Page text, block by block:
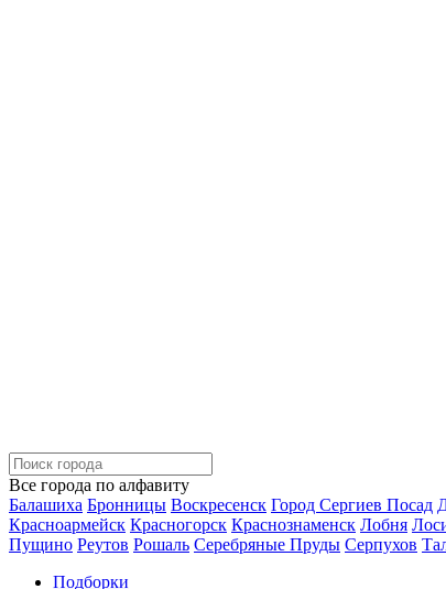
Все города по алфавиту
Балашиха Бронницы Воскресенск Город Сергиев Посад
Красноармейск Красногорск Краснознаменск Лобня
Пущино Реутов Рошаль Серебряные Пруды Серпухов
Подборки